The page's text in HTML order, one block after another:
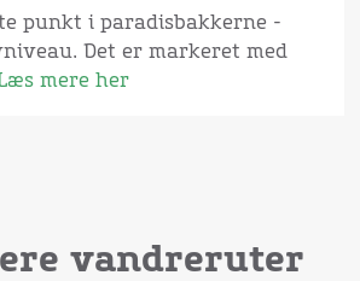
punkt i paradisbakkerne -
Det er markeret med
mere her
vandreruter